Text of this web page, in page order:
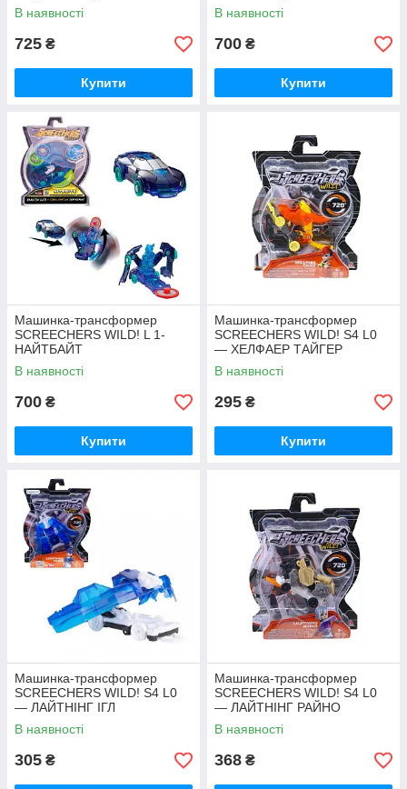
РАДІОКЕРОВАНИЙ ТРАНСПОРТ
Іграшковий транспорт на радіокеруванні, понад 400
позицій – автомоделі, машини, вертольоти,
Дізнатися більше
Чому варто купити іграшки для
хлопців в онлайн-магазині «Baby
Butik»
ВЕЛИКИЙ АСОРТИМЕНТ
У каталозі представлені іграшки для хлопчиків у
великій різноманітності – понад 5000 товарних
позицій. У нас можна купити всілякий дитячий
транспорт, автомоделі, роботи-трансформери, а
такожігри та розваги, настільні ігри, хокей,
футбол, більярд, пінбол
В наявності
725 ₴
Купити
В наявності
700 ₴
Купити
Машинка-трансформер
SCREECHERS WILD! L 1-
НАЙТБАЙТ
В наявності
700 ₴
Купити
Машинка-трансформер
SCREECHERS WILD! S4 L0
— ХЕЛФАЕР ТАЙГЕР
В наявності
295 ₴
Купити
Машинка-трансформер
SCREECHERS WILD! S4 L0
— ЛАЙТНІНГ ІГЛ
В наявності
305 ₴
Машинка-трансформер
SCREECHERS WILD! S4 L0
— ЛАЙТНІНГ РАЙНО
В наявності
368 ₴